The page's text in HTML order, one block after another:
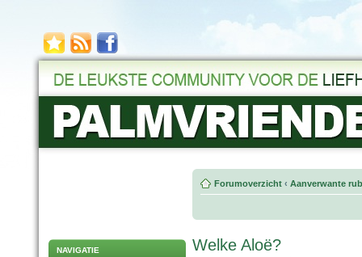
NAVIGATIE
Forumoverzicht ‹ Aanverwante
Welke Aloë?